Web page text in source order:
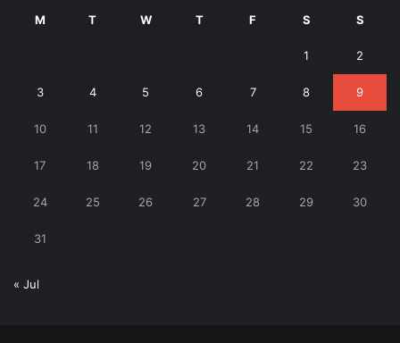
M T W T F S S
1 2
3 4 5 6 7 8 9
10 11 12 13 14 15 16
17 18 19 20 21 22 23
24 25 26 27 28 29 30
31
« Jul